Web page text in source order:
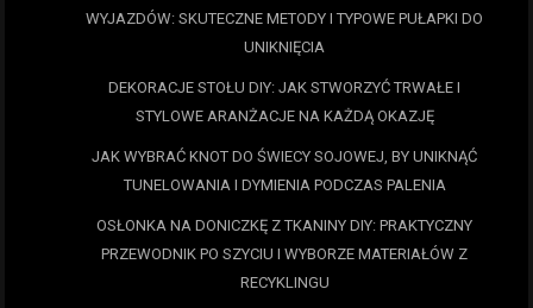
WYJAZDÓW: SKUTECZNE METODY I TYPOWE PUŁAPKI DO
UNIKNIĘCIA
DEKORACJE STOŁU DIY: JAK STWORZYĆ TRWAŁE I
STYLOWE ARANŻACJE NA KAŻDĄ OKAZJĘ
JAK WYBRAĆ KNOT DO ŚWIECY SOJOWEJ, BY UNIKNĄĆ
TUNELOWANIA I DYMIENIA PODCZAS PALENIA
OSŁONKA NA DONICZKĘ Z TKANINY DIY: PRAKTYCZNY
PRZEWODNIK PO SZYCIU I WYBORZE MATERIAŁÓW Z
RECYKLINGU